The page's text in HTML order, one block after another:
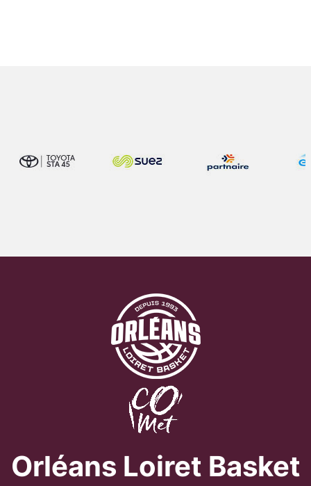
Orléans Loiret Basket